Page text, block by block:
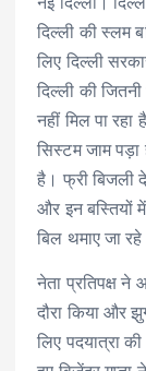
दिल्ली की स्लम
लिए दिल्ली
दिल्ली की
नहीं मिल पा
सिस्टम जाम
है। फ्री बिजली
और इन बस्तियों
बिल थमाए जा
नेता प्रतिपक्ष ने
दौरा किया और
लिए पदयात्रा